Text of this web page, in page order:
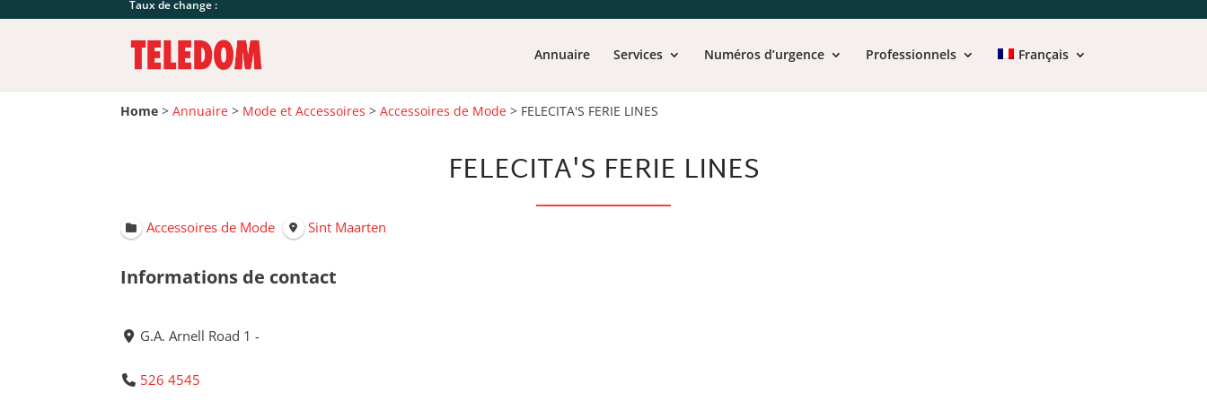
Taux de change :
Annuaire Services Numéros d’urgence Professionnels Français
Home >Annuaire > Mode et Accessoires >Accessoires de Mode > FELECITA'S FERIE LINES
FELECITA'S FERIE LINES
Accessoires de Mode Sint Maarten
Informations de contact
G.A. Arnell Road 1 -
526 4545